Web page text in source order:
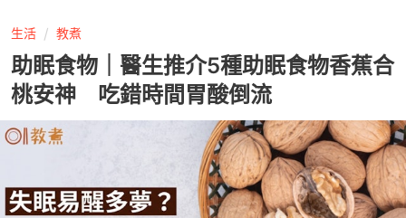
生活 教煮
助眠食物｜醫生推介5種助眠食物香蕉合
桃安神 吃錯時間胃酸倒流